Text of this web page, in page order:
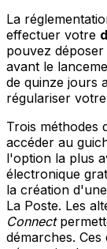
La
effectuer votre
pouvez
avant le
de quinze jours
régulariser
Trois méthodes
accéder au
l'option la plus
électronique
la création
La Poste. Les
Connect
démarches.